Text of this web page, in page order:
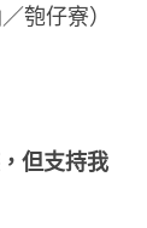
匏仔寮）
但支持我